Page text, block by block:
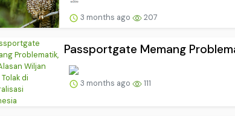
3 months ago 207
Passportgate Memang
3 months ago 111